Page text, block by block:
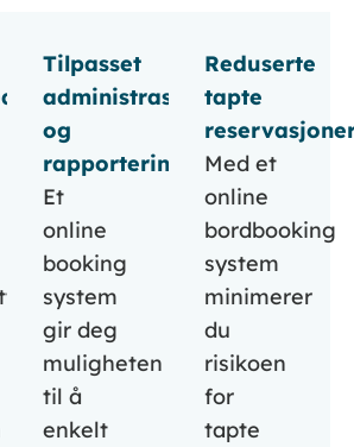
Tilpasset
administrasjon
og
rapportering
Et
online
booking
system
gir deg
muligheten
til å
enkelt
Reduserte
tapte
Med et
online
bordbooking
system
minimerer
du
risikoen
for
tapte